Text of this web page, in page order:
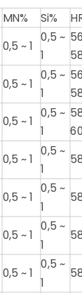
MN% Si%
0,5 ~ 1
0,5 ~
1
0,5 ~ 1
0,5 ~
1
0,5 ~ 1
0,5 ~
1
60
0,5 ~ 1
0,5 ~
1
0,5 ~ 1
0,5 ~
1
0,5 ~ 1
0,5 ~
1
0,5 ~ 1
0,5 ~
1